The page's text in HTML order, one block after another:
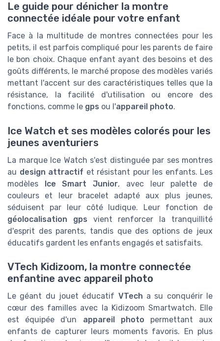
Le guide pour dénicher la montre
connectée idéale pour votre enfant
Face à la multitude de montres connectées pour les
petits, il est parfois compliqué pour les parents de faire
le bon choix. Chaque enfant ayant des besoins et des
goûts différents, le marché propose des modèles variés
mettant l'accent sur des caractéristiques telles que la
résistance, la facilité d'utilisation ou encore des
fonctions, comme le gps ou l'appareil photo.
Ice Watch et ses modèles colorés pour les
jeunes aventuriers
La marque Ice Watch s'est distinguée par ses montres
au design attractif et résistant pour les enfants. Les
modèles Ice Smart Junior, avec leur palette de
couleurs et leur bracelet adapté aux plus jeunes,
séduisent par leur côté ludique. Leur fonction de
géolocalisation gps vient renforcer la tranquillité
d'esprit des parents, tandis que des options de jeux
éducatifs gardent les enfants engagés et satisfaits.
VTech Kidizoom, la montre connectée
enfantine avec appareil photo
Le géant du jouet éducatif VTech a su conquérir le
cœur des familles avec la Kidizoom Smartwatch. Elle
est équipée d'un appareil photo permettant aux
enfants de capturer leurs moments favoris. En plus